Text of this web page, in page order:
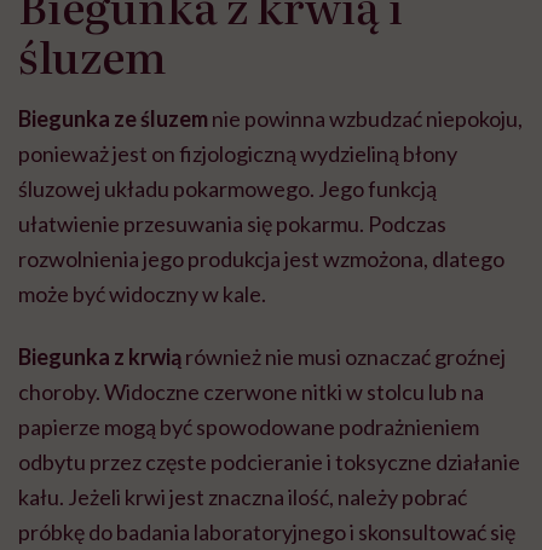
śluzem
Biegunka ze śluzem nie powinna wzbudzać niepokoju,
ponieważ jest on fizjologiczną wydzieliną błony
śluzowej układu pokarmowego. Jego funkcją
ułatwienie przesuwania się pokarmu. Podczas
rozwolnienia jego produkcja jest wzmożona, dlatego
może być widoczny w kale.
Biegunka z krwiąrównież nie musi oznaczać groźnej
choroby. Widoczne czerwone nitki w stolcu lub na
papierze mogą być spowodowane podrażnieniem
odbytu przez częste podcieranie i toksyczne działanie
kału. Jeżeli krwi jest znaczna ilość, należy pobrać
próbkę do badania laboratoryjnego i skonsultować się